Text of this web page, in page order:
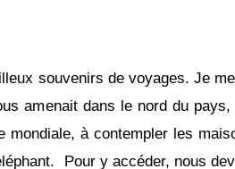
souvenirs de voyages. Je
amenait dans le nord du
à contempler les
Pour y accéder, nous